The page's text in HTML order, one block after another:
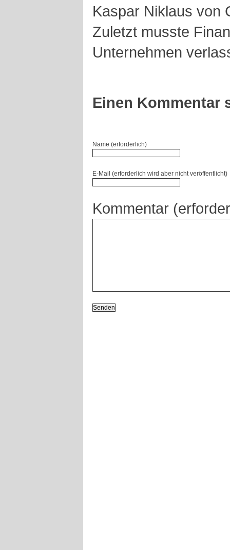
Kaspar Niklaus von
Zuletzt musste
Unternehmen
Einen Kommentar
Name (erforderlich)
E-Mail (erforderlich wird aber nicht veröffentlicht)
Kommentar